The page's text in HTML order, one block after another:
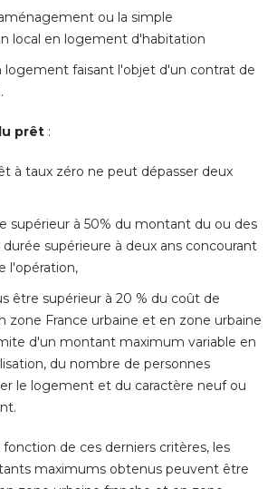
ou la simple
local en logement d'habitation
logement faisant l'objet d'un contrat de
prêt :
à taux zéro ne peut dépasser deux
supérieur à 50% du montant du ou des
supérieure à deux ans concourant
l'opération,
être supérieur à 20 % du coût de
zone France urbaine et en zone urbaine
d'un montant maximum variable en
du nombre de personnes
le logement et du caractère neuf ou
de ces derniers critères, les
maximums obtenus peuvent être